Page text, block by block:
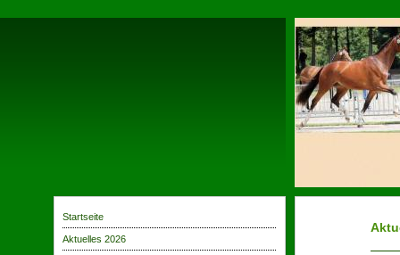
Startseite
Aktuelles 2026